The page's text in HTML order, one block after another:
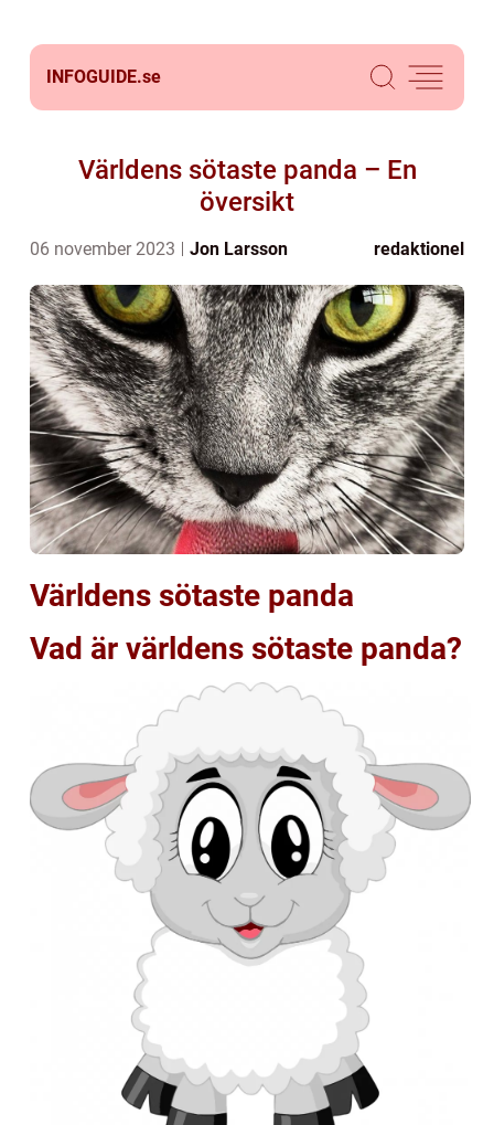
INFOGUIDE.se
Världens sötaste panda – En
översikt
06 november 2023 Jon Larsson redaktionel
Världens sötaste panda
Vad är världens sötaste panda?